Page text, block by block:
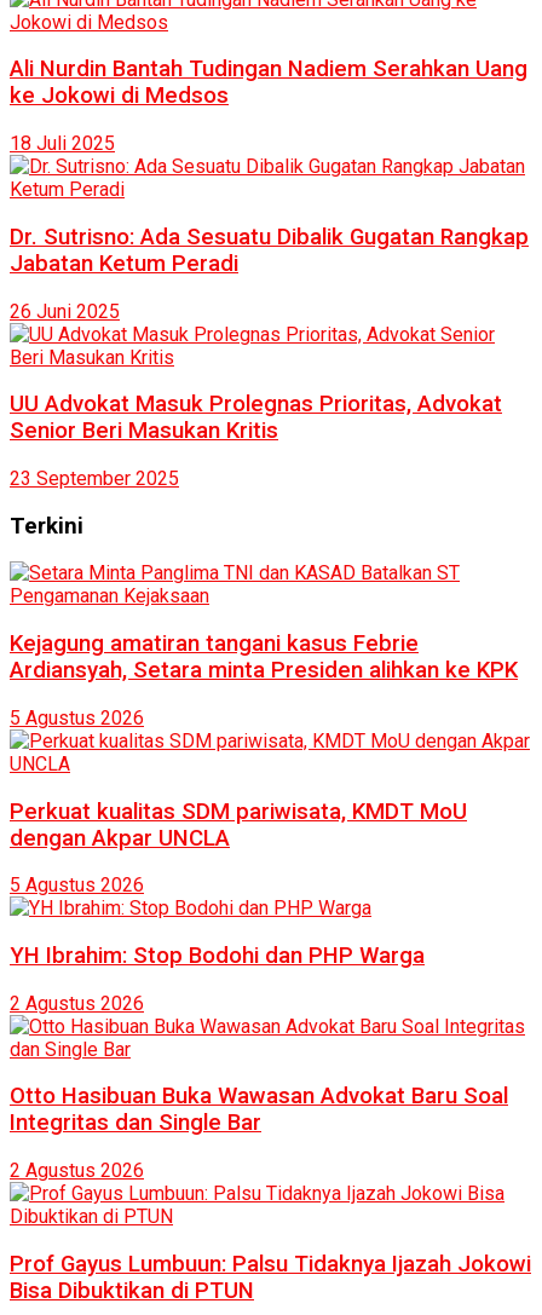
Ali Nurdin Bantah Tudingan Nadiem Serahkan Uang
ke Jokowi di Medsos
18 Juli 2025
Dr. Sutrisno: Ada Sesuatu Dibalik Gugatan Rangkap
Jabatan Ketum Peradi
26 Juni 2025
UU Advokat Masuk Prolegnas Prioritas, Advokat
Senior Beri Masukan Kritis
23 September 2025
Terkini
Kejagung amatiran tangani kasus Febrie
Ardiansyah, Setara minta Presiden alihkan ke KPK
5 Agustus 2026
Perkuat kualitas SDM pariwisata, KMDT MoU
dengan Akpar UNCLA
5 Agustus 2026
YH Ibrahim: Stop Bodohi dan PHP Warga
2 Agustus 2026
Otto Hasibuan Buka Wawasan Advokat Baru Soal
Integritas dan Single Bar
2 Agustus 2026
Prof Gayus Lumbuun: Palsu Tidaknya Ijazah Jokowi
Bisa Dibuktikan di PTUN